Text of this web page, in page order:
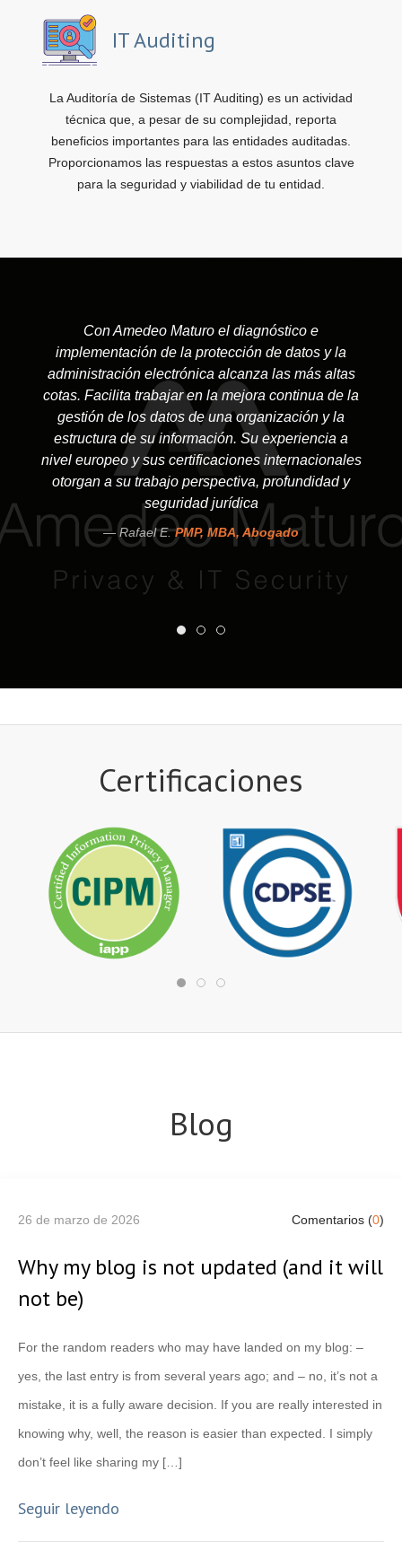
IT Auditing
La Auditoría de Sistemas (IT Auditing) es un actividad
técnica que, a pesar de su complejidad, reporta
beneficios importantes para las entidades auditadas.
Proporcionamos las respuestas a estos asuntos clave
para la seguridad y viabilidad de tu entidad.
Con Amedeo Maturo el diagnóstico e
implementación de la protección de datos y la
administración electrónica alcanza las más altas
cotas. Facilita trabajar en la mejora continua de la
gestión de los datos de una organización y la
estructura de su información. Su experiencia a
nivel europeo y sus certificaciones internacionales
otorgan a su trabajo perspectiva, profundidad y
seguridad jurídica
Rafael E.PMP, MBA, Abogado
Certificaciones
Blog
26 de marzo de 2026 Comentarios (0)
Why my blog is not updated (and it will
not be)
For the random readers who may have landed on my blog: –
yes, the last entry is from several years ago; and – no, it’s not a
mistake, it is a fully aware decision. If you are really interested in
knowing why, well, the reason is easier than expected. I simply
don’t feel like sharing my […]
Seguir leyendo